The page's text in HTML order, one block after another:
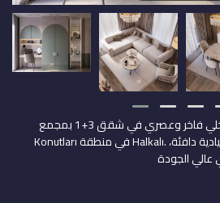
اكتشف تصميم داخلي فاخر وعصري في شقق 3+1 بمجمع Avrupa
Konutları في منطقة Halkalı. نقدم تفاصيل أنيقة، ألوان حيادية دافئة،